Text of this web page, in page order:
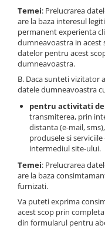
Temei: Prelucrarea
are la baza interesul
permanent experienta
dumneavoastra in acest
datelor pentru acest
dumneavoastra.
B. Daca sunteti vizitator
datele dumneavoastra
pentru activitati
transmiterea, prin
distanta (e-mail,
produsele si
intermediul site-ului.
Temei: Prelucrarea
are la baza
furnizati.
Va puteti exprima
acest scop prin
din formularul pentru